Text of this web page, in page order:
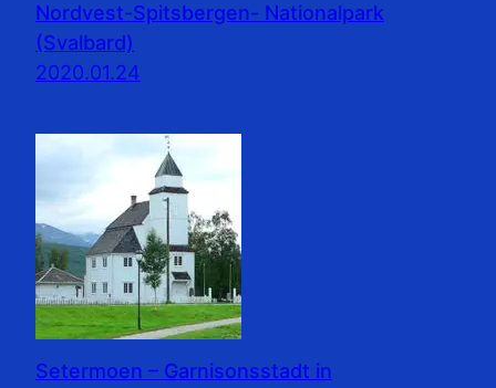
Nordvest-Spitsbergen- Nationalpark
(Svalbard)
2020.01.24
Setermoen – Garnisonsstadt in